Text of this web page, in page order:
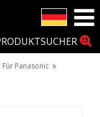
Für Panasonic